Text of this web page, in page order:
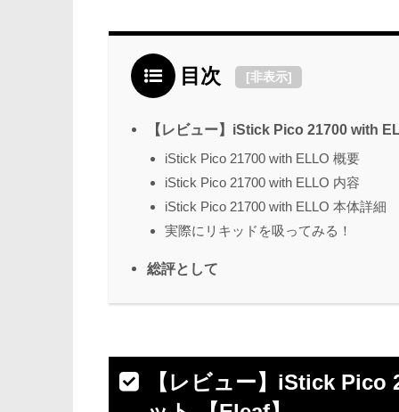
目次 [非表示]
【レビュー】iStick Pico 21700 with
iStick Pico 21700 with ELLO 概要
iStick Pico 21700 with ELLO 内容
iStick Pico 21700 with ELLO 本体詳細
実際にリキッドを吸ってみる！
総評として
【レビュー】iStick